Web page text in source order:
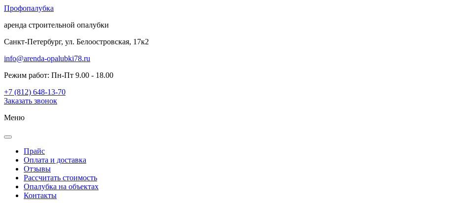
Профопалубка
аренда строительной опалубки
Санкт-Петербург, ул. Белоостровская, 17к2
info@arenda-opalubki78.ru
Режим работ: Пн-Пт 9.00 - 18.00
+7 (812) 648-13-70
Заказать звонок
Меню
Прайс
Оплата и доставка
Отзывы
Рассчитать стоимость
Опалубка на объектах
Контакты